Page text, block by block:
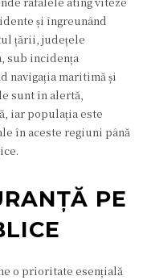
și îngreunând
țării, județele
sub incidența
navigația maritimă și
sunt în alertă,
iar populația este
în aceste regiuni până
PE
o prioritate esențială